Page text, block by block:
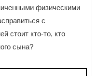
физическими
с
стоит кто-то, кто
сына?